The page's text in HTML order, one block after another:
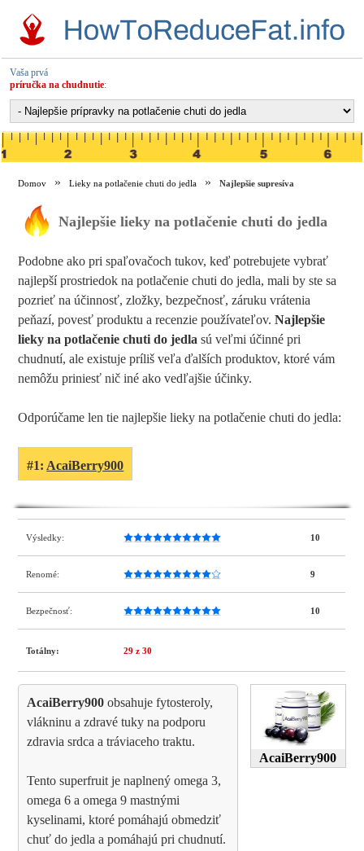
Vaša prvá
príručka na chudnutie:
Domov Lieky na potlačenie chuti do jedla Najlepšie supresíva
Najlepšie lieky na potlačenie chuti do jedla
Podobne ako pri spaľovačoch tukov, keď potrebujete vybrať
najlepší prostriedok na potlačenie chuti do jedla, mali by ste sa
pozrieť na účinnosť, zložky, bezpečnosť, záruku vrátenia
peňazí, povesť produktu a recenzie používateľov.Najlepšie
lieky na potlačenie chuti do jedla sú veľmi účinné pri
chudnutí, ale existuje príliš veľa ďalších produktov, ktoré vám
nemôžu priniesť nič iné ako vedľajšie účinky.
Odporúčame len tie najlepšie lieky na potlačenie chuti do jedla:
#1: AcaiBerry900
Výsledky: 10
Renomé: 9
Bezpečnosť: 10
Totálny: 29 z 30
AcaiBerry900
AcaiBerry900 obsahuje fytosteroly,
vlákninu a zdravé tuky na podporu
zdravia srdca a tráviaceho traktu.
Tento superfruit je naplnený omega 3,
omega 6 a omega 9 mastnými
kyselinami, ktoré pomáhajú obmedziť
chuť do jedla a pomáhajú pri chudnutí.